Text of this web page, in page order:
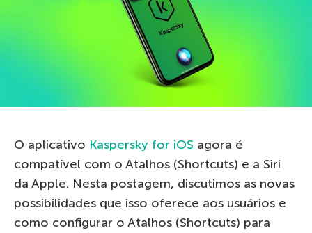
O aplicativo Kaspersky for iOS agora é
compatível com o Atalhos (Shortcuts) e a Siri
da Apple. Nesta postagem, discutimos as novas
possibilidades que isso oferece aos usuários e
como configurar o Atalhos (Shortcuts) para